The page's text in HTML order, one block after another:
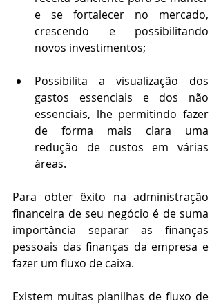
e se fortalecer no mercado,
crescendo e possibilitando
novos investimentos;
Possibilita a visualização dos
gastos essenciais e dos não
essenciais, lhe permitindo fazer
de forma mais clara uma
redução de custos em várias
áreas.
Para obter êxito na administração
financeira de seu negócio é de suma
importância separar as finanças
pessoais das finanças da empresa e
fazer um fluxo de caixa.
Existem muitas planilhas de fluxo de